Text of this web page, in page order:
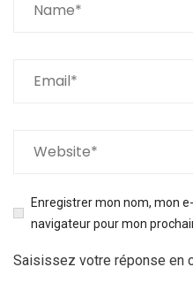
Enregistrer mon nom, mon
navigateur pour mon
Saisissez votre réponse en